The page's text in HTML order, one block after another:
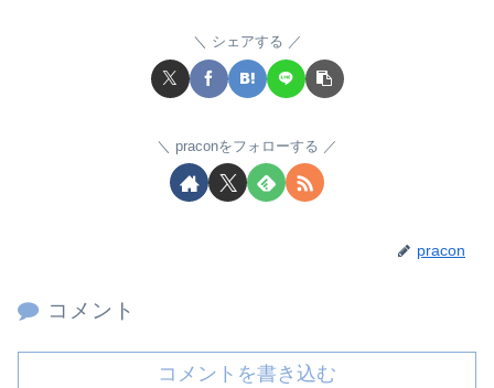
シェアする
praconをフォローする
pracon
コメント
コメントを書き込む